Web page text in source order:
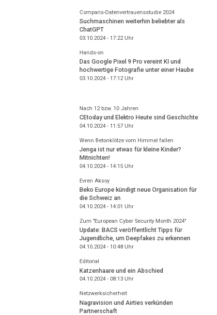
Comparis-Datenvertrauensstudie 2024
Suchmaschinen weiterhin beliebter als
ChatGPT
03.10.2024 - 17:22Uhr
Hands-on
Das Google Pixel 9 Pro vereint KI und
hochwertige Fotografie unter einer Haube
03.10.2024 - 17:12Uhr
Nach 12 bzw. 10 Jahren
CEtoday und Elektro Heute sind Geschichte
04.10.2024 - 11:57Uhr
Wenn Betonklötze vom Himmel fallen
Jenga ist nur etwas für kleine Kinder?
Mitnichten!
04.10.2024 - 14:15Uhr
Evren Aksoy
Beko Europe kündigt neue Organisation für
die Schweiz an
04.10.2024 - 14:01 Uhr
Zum "European Cyber Security Month 2024"
Update: BACS veröffentlicht Tipps für
Jugendliche, um Deepfakes zu erkennen
04.10.2024 - 10:48Uhr
Editorial
Katzenhaare und ein Abschied
04.10.2024 - 08:13Uhr
Netzwerksicherheit
Nagravision und Airties verkünden
Partnerschaft